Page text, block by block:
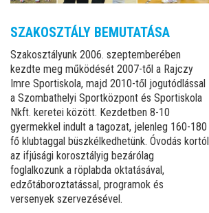
SZAKOSZTÁLY BEMUTATÁSA
Szakosztályunk 2006. szeptemberében
kezdte meg működését 2007-től a Rajczy
Imre Sportiskola, majd 2010-től jogutódlással
a Szombathelyi Sportközpont és Sportiskola
Nkft. keretei között. Kezdetben 8-10
gyermekkel indult a tagozat, jelenleg 160-180
fő klubtaggal büszkélkedhetünk. Óvodás kortól
az ifjúsági korosztályig bezárólag
foglalkozunk a röplabda oktatásával,
edzőtáboroztatással, programok és
versenyek szervezésével.